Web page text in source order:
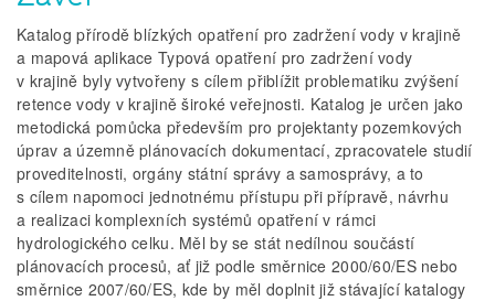
Katalog přírodě blízkých opatření pro zadržení vody v krajině
a mapová aplikace Typová opatření pro zadržení vody
v krajině byly vytvořeny s cílem přiblížit problematiku zvýšení
retence vody v krajině široké veřejnosti. Katalog je určen jako
metodická pomůcka především pro projektanty pozemkových
úprav a územně plánovacích dokumentací, zpracovatele studií
proveditelnosti, orgány státní správy a samosprávy, a to
s cílem napomoci jednotnému přístupu při přípravě, návrhu
a realizaci komplexních systémů opatření v rámci
hydrologického celku. Měl by se stát nedílnou součástí
plánovacích procesů, ať již podle směrnice 2000/60/ES nebo
směrnice 2007/60/ES, kde by měl doplnit již stávající katalogy